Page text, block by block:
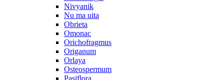
Nivyanik
Nu ma uita
Obrieta
Omonac
Orichofragmus
Origanum
Orlaya
Osteospermum
Pasiflora